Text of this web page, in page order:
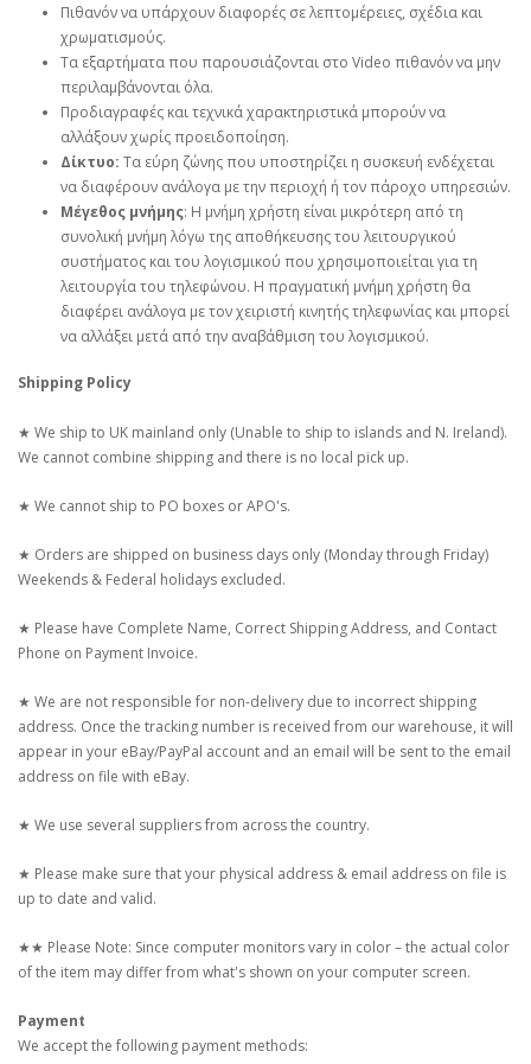
Πιθανόν να υπάρχουν διαφορές σε λεπτομέρειες, σχέδια και
χρωματισμούς.
Τα εξαρτήματα που παρουσιάζονται στο Video πιθανόν να μην
περιλαμβάνονται όλα.
Προδιαγραφές και τεχνικά χαρακτηριστικά μπορούν να
αλλάξουν χωρίς προειδοποίηση.
Δίκτυο: Τα εύρη ζώνης που υποστηρίζει η συσκευή ενδέχεται
να διαφέρουν ανάλογα με την περιοχή ή τον πάροχο υπηρεσιών.
Μέγεθος μνήμης: Η μνήμη χρήστη είναι μικρότερη από τη
συνολική μνήμη λόγω της αποθήκευσης του λειτουργικού
συστήματος και του λογισμικού που χρησιμοποιείται για τη
λειτουργία του τηλεφώνου. Η πραγματική μνήμη χρήστη θα
διαφέρει ανάλογα με τον χειριστή κινητής τηλεφωνίας και μπορεί
να αλλάξει μετά από την αναβάθμιση του λογισμικού.
Shipping Policy
★ We ship to UK mainland only (Unable to ship to islands and N. Ireland).
We cannot combine shipping and there is no local pick up.
★ We cannot ship to PO boxes or APO's.
★ Orders are shipped on business days only (Monday through Friday)
Weekends & Federal holidays excluded.
★ Please have Complete Name, Correct Shipping Address, and Contact
Phone on Payment Invoice.
★ We are not responsible for non-delivery due to incorrect shipping
address. Once the tracking number is received from our warehouse, it will
appear in your eBay/PayPal account and an email will be sent to the email
address on file with eBay.
★ We use several suppliers from across the country.
★ Please make sure that your physical address & email address on file is
up to date and valid.
★★ Please Note: Since computer monitors vary in color – the actual color
of the item may differ from what's shown on your computer screen.
Payment
We accept the following payment methods: